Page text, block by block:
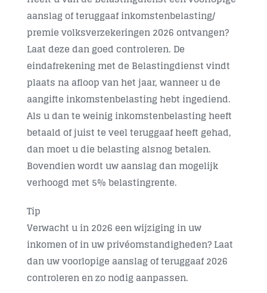
Contact
aanslag of teruggaaf inkomstenbelasting/
premie volksverzekeringen 2026 ontvangen?
Laat deze dan goed controleren. De
eindafrekening met de Belastingdienst vindt
plaats na afloop van het jaar, wanneer u de
aangifte inkomstenbelasting hebt ingediend.
Als u dan te weinig inkomstenbelasting heeft
betaald of juist te veel teruggaaf heeft gehad,
dan moet u die belasting alsnog betalen.
Bovendien wordt uw aanslag dan mogelijk
verhoogd met 5% belastingrente.
Tip
Verwacht u in 2026 een wijziging in uw
inkomen of in uw privéomstandigheden? Laat
dan uw voorlopige aanslag of teruggaaf 2026
controleren en zo nodig aanpassen.